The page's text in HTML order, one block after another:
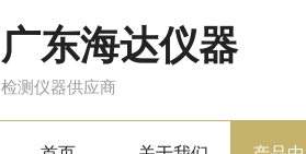
广东海达仪器
检测仪器供应商